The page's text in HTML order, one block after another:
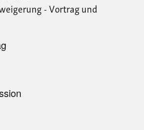
- Vortrag und